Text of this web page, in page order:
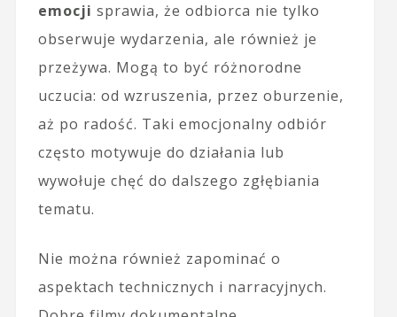
emocji sprawia, że odbiorca nie tylko
obserwuje wydarzenia, ale również je
przeżywa. Mogą to być różnorodne
uczucia: od wzruszenia, przez oburzenie,
aż po radość. Taki emocjonalny odbiór
często motywuje do działania lub
wywołuje chęć do dalszego zgłębiania
tematu.
Nie można również zapominać o
aspektach technicznych i narracyjnych.